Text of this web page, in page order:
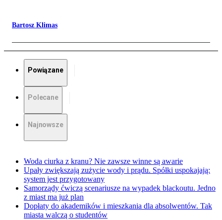
Bartosz Klimas
Powiązane
Polecane
Najnowsze
Woda ciurka z kranu? Nie zawsze winne są awarie
Upały zwiększają zużycie wody i prądu. Spółki uspokajają:
system jest przygotowany
Samorządy ćwiczą scenariusze na wypadek blackoutu. Jedno
z miast ma już plan
Dopłaty do akademików i mieszkania dla absolwentów. Tak
miasta walczą o studentów